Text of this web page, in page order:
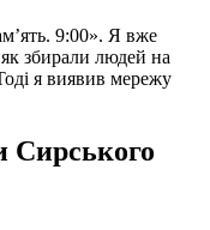
9:00». Я вже
збирали людей на
я виявив мережу
Сирського